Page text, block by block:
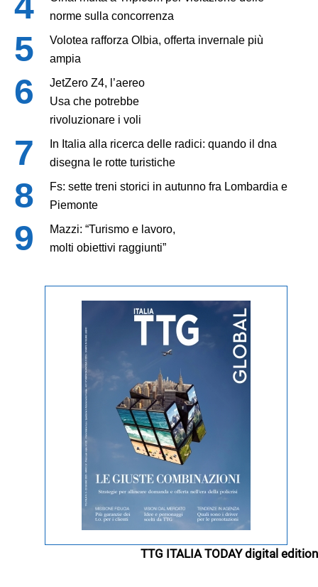
norme sulla concorrenza
Volotea rafforza Olbia, offerta invernale più
ampia
JetZero Z4, l’aereo
Usa che potrebbe
rivoluzionare i voli
In Italia alla ricerca delle radici: quando il dna
disegna le rotte turistiche
Fs: sette treni storici in autunno fra Lombardia e
Piemonte
Mazzi: “Turismo e lavoro,
molti obiettivi raggiunti”
TTG ITALIA TODAY digital edition